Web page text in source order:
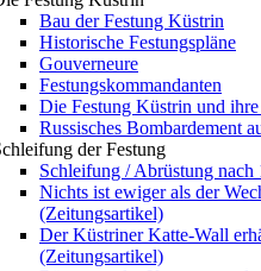
Bau der Festung Küstrin
Historische Festungspläne
Gouverneure
Festungskommandanten
Die Festung Küstrin und
Russisches Bombardement
der Festung
Schleifung / Abrüstung nach
Nichts ist ewiger als der
(Zeitungsartikel)
Der Küstriner Katte-Wall
(Zeitungsartikel)